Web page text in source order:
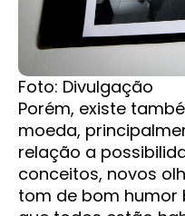
Foto: Divulgação
Porém, existe
moeda,
relação a
conceitos, novos
tom de bom humor